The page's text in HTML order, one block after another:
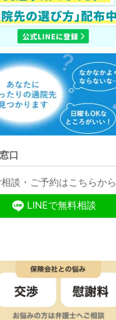
口
相談・ご予約はこちらから
LINEで無料相談